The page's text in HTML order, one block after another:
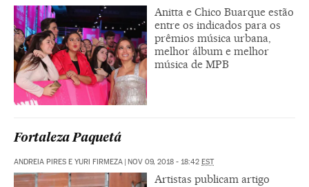
Anitta e Chico Buarque estão
entre os indicados para os
prêmios música urbana,
melhor álbum e melhor
música de MPB
Fortaleza Paquetá
ANDREIA PIRES E YURI FIRMEZA | NOV 09, 2018 - 18:42 EST
Artistas publicam artigo